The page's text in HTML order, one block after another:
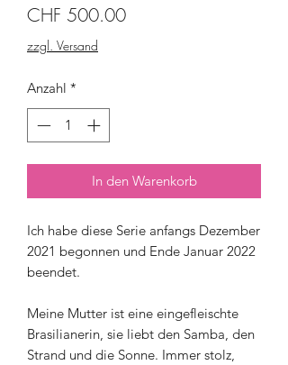
CHF 500.00Preis
zzgl. Versand
Anzahl *
In den Warenkorb
Ich habe diese Serie anfangs Dezember
2021 begonnen und Ende Januar 2022
beendet.
Meine Mutter ist eine eingefleischte
Brasilianerin, sie liebt den Samba, den
Strand und die Sonne. Immer stolz,